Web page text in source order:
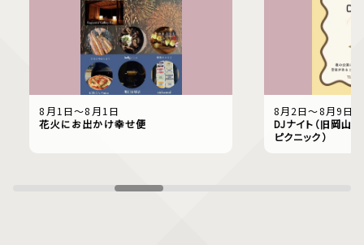
8月1日〜8月1日
花火にお出かけ幸せ便
8月2日〜8月9日
DJナイト（旧岡山
ピクニック）